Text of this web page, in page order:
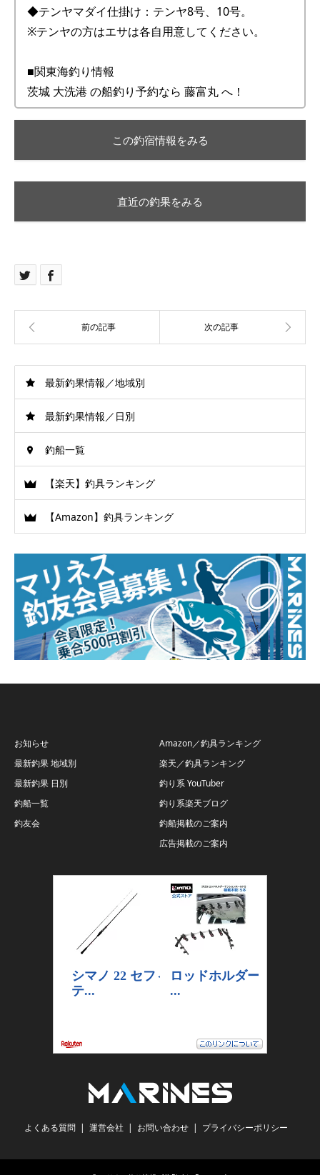
◆テンヤマダイ仕掛け：テンヤ8号、10号。
※テンヤの方はエサは各自用意してください。
■関東海釣り情報
茨城 大洗港 の船釣り予約なら 藤富丸 へ！
この釣宿情報をみる
直近の釣果をみる
最新釣果情報／地域別
最新釣果情報／日別
釣船一覧
【楽天】釣具ランキング
【Amazon】釣具ランキング
お知らせ
最新釣果 地域別
最新釣果 日別
釣船一覧
釣友会
Amazon／釣具ランキング
楽天／釣具ランキング
釣り系 YouTuber
釣り系楽天ブログ
釣船掲載のご案内
広告掲載のご案内
よくある質問 運営会社 お問い合わせ プライバシーポリシー